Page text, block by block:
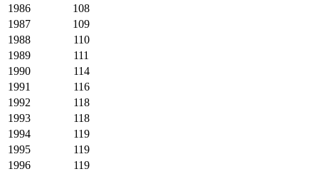
1986
108
1987
109
1988
110
1989
111
1990
114
1991
116
1992
118
1993
118
1994
119
1995
119
1996
119